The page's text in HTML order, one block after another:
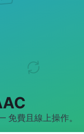
免費且線上操作。